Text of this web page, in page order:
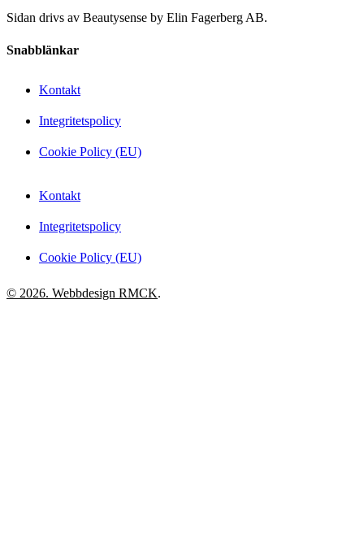
Sidan drivs av Beautysense by Elin Fagerberg AB.
Snabblänkar
Kontakt
Integritetspolicy
Cookie Policy (EU)
Kontakt
Integritetspolicy
Cookie Policy (EU)
© 2026. Webbdesign RMCK.